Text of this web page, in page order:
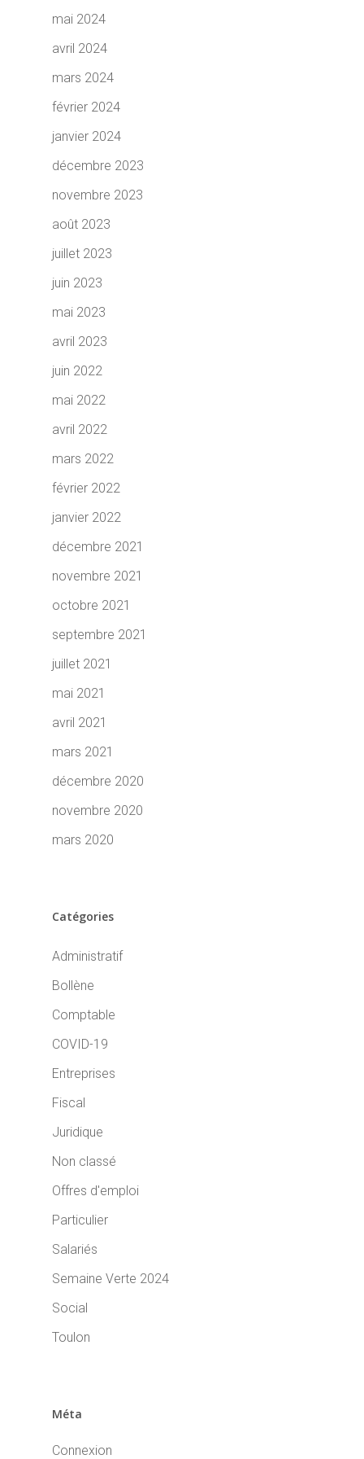
mai 2024
avril 2024
mars 2024
février 2024
janvier 2024
décembre 2023
novembre 2023
août 2023
juillet 2023
juin 2023
mai 2023
avril 2023
juin 2022
mai 2022
avril 2022
mars 2022
février 2022
janvier 2022
décembre 2021
novembre 2021
octobre 2021
septembre 2021
juillet 2021
mai 2021
avril 2021
mars 2021
décembre 2020
novembre 2020
mars 2020
Catégories
Administratif
Bollène
Comptable
COVID-19
Entreprises
Fiscal
Juridique
Non classé
Offres d'emploi
Particulier
Salariés
Semaine Verte 2024
Social
Toulon
Méta
Connexion